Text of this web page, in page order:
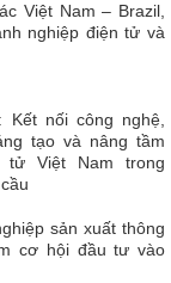
Việt Nam – Brazil,
nghiệp điện tử và
Kết nối công nghệ,
tạo và nâng tầm
tử Việt Nam trong
sản xuất thông
cơ hội đầu tư vào